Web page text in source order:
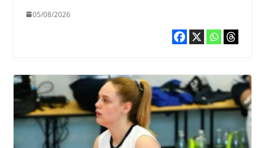
05/08/2026